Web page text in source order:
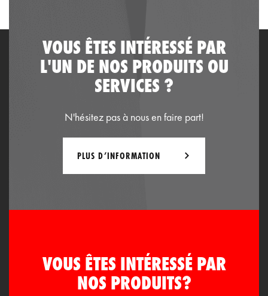
VOUS ÊTES INTÉRESSÉ PAR
L'UN DE NOS PRODUITS OU
SERVICES ?
N'hésitez pas à nous en faire part!
PLUS D’INFORMATION
VOUS ÊTES INTÉRESSÉ PAR
NOS PRODUITS?